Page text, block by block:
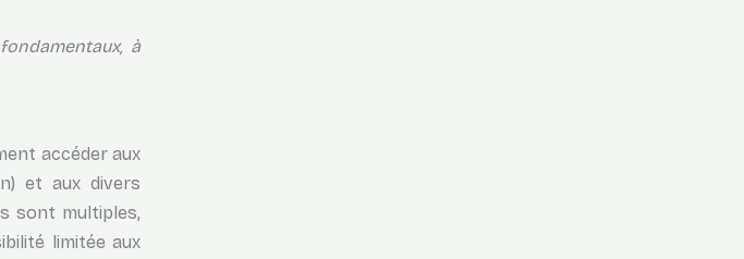
à
accéder aux
et aux divers
sont multiples,
limitée aux